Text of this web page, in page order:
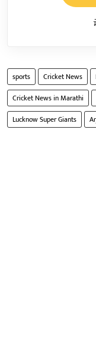
sports Cricket News
Cricket News in Marathi
Lucknow Super Giants